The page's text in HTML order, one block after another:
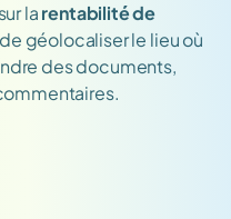
la rentabilité de
géolocaliser le lieu où
des documents,